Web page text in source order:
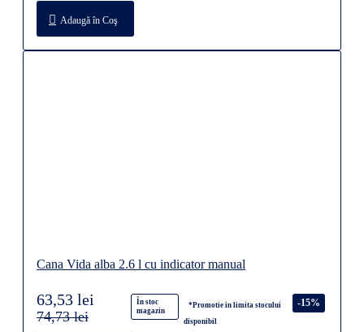
Adaugă în Coş
Cana Vida alba 2.6 l cu indicator manual
În stoc
magazin
*Promotie in limita stocului
disponibil
-15%
63,53 lei
74,73 lei